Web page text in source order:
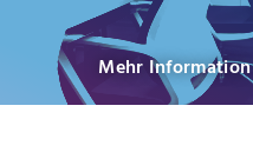
Mehr Information